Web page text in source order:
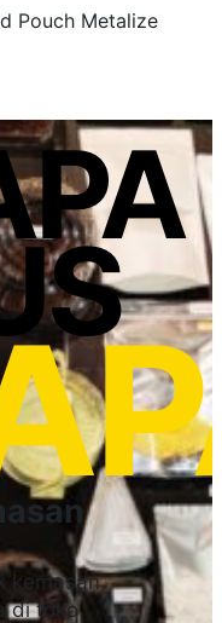
Pouch Metalize
kemasan
di toko